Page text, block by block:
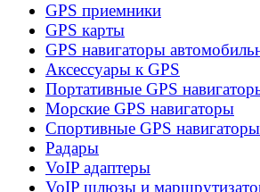
GPS приемники
GPS карты
GPS навигаторы
Аксессуары к GPS
Портативные GPS
Морские GPS навигаторы
Спортивные GPS навигаторы
Радары
VoIP адаптеры
VoIP шлюзы и